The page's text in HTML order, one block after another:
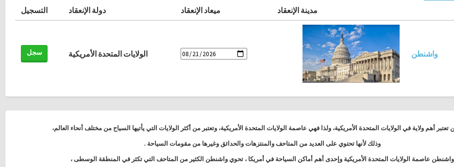
مدينة الإنعقاد ميعاد الإنعقاد دولة الإنعقاد التسجيل
واشنطن الولايات المتحدة الأمريكية سجل
أهم ولاية في الولايات المتحدة الأمريكية، ولذا فهي عاصمة الولايات المتحدة الأمريكية، وتعتبر من أكثر الولايات التي يأتيها السياح من مختلف أنحاء العالم،
وذلك لأنها تحتوي على العديد من المتاحف والمنتزهات والحدائق وغيرها من مقومات السياحة .
واشنطن عاصمة الولايات المتحدة الأمريكية وإحدى أهم أماكن السياحة في أمريكا ، تحوي واشنطن الكثير من المتاحف التي تكثر في المنطقة الوسطى ،